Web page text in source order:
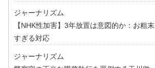
ジャーナリズム
【NHK性加害】3年放置は意図的か：お粗末
すぎる対応
ジャーナリズム